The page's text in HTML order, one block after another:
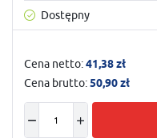
Dostępny
Cena netto:41,38 zł
Cena brutto:50,90 zł